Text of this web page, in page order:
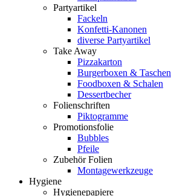
Partyartikel
Fackeln
Konfetti-Kanonen
diverse Partyartikel
Take Away
Pizzakarton
Burgerboxen & Taschen
Foodboxen & Schalen
Dessertbecher
Folienschriften
Piktogramme
Promotionsfolie
Bubbles
Pfeile
Zubehör Folien
Montagewerkzeuge
Hygiene
Hygienepapiere